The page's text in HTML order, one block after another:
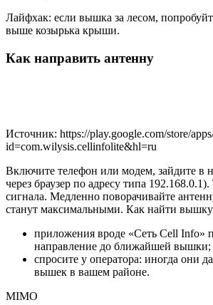
Лайфхак: если вышка за лесом,
выше козырька крыши.
Как направить антенну
Источник: https://play.google.com/store/
id=com.wilysis.cellinfolite&hl=ru
Включите телефон или модем, зайдите в
через браузер по адресу типа
сигнала. Медленно поворачивайте
станут максимальными. Как найти
приложения вроде «Сеть Cell Info»
направление до ближайшей вышки;
спросите у оператора: иногда они
вышек в вашем районе.
MIMO